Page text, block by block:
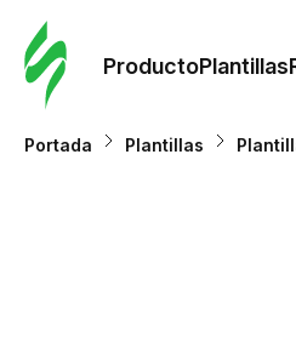
ProductoPlantillas
Portada Plantillas